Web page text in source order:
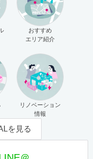
おすすめ
エリア紹介
リノベーション
情報
を見る